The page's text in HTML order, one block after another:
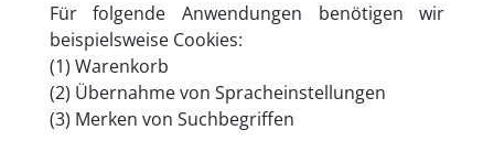
Für folgende Anwendungen benötigen wir
beispielsweise Cookies:
(1) Warenkorb
(2) Übernahme von Spracheinstellungen
(3) Merken von Suchbegriffen